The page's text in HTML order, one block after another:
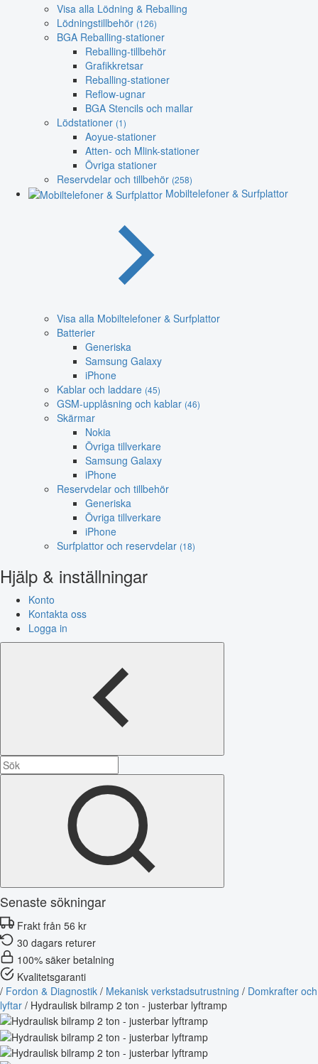
Visa alla Lödning & Reballing
Lödningstillbehör (126)
BGA Reballing-stationer
Reballing-tillbehör
Grafikkretsar
Reballing-stationer
Reflow-ugnar
BGA Stencils och mallar
Lödstationer (1)
Aoyue-stationer
Atten- och Mlink-stationer
Övriga stationer
Reservdelar och tillbehör (258)
Mobiltelefoner & Surfplattor
Visa alla Mobiltelefoner & Surfplattor
Batterier
Generiska
Samsung Galaxy
iPhone
Kablar och laddare (45)
GSM-upplåsning och kablar (46)
Skärmar
Nokia
Övriga tillverkare
Samsung Galaxy
iPhone
Reservdelar och tillbehör
Generiska
Övriga tillverkare
iPhone
Surfplattor och reservdelar (18)
Hjälp & inställningar
Konto
Kontakta oss
Logga in
Senaste sökningar
Frakt från 56 kr
30 dagars returer
100% säker betalning
Kvalitetsgaranti
/ Fordon & Diagnostik / Mekanisk verkstadsutrustning / Domkrafter och
lyftar / Hydraulisk bilramp 2 ton - justerbar lyftramp